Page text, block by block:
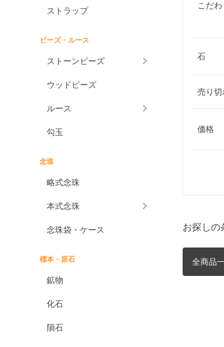
ストラップ
ビーズ・ルース
ストーンビーズ
ウッドビーズ
ルース
勾玉
念珠
略式念珠
本式念珠
念珠袋・ケース
標本・原石
鉱物
化石
隕石
こだわ
石
売り切
価格
お探しの
全商品